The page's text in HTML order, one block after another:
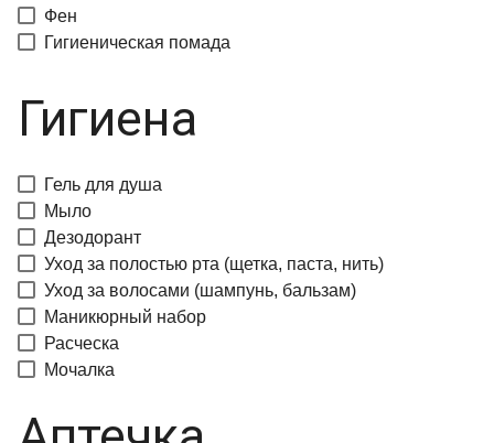
Фен
Гигиеническая помада
Гигиена
Гель для душа
Мыло
Дезодорант
Уход за полостью рта (щетка, паста, нить)
Уход за волосами (шампунь, бальзам)
Маникюрный набор
Расческа
Мочалка